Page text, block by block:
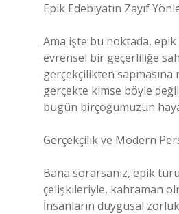
Epik Edebiyatın Zayıf
Ama işte bu noktada,
evrensel bir geçerliliğe
gerçekçilikten
gerçekte kimse böyle
bugün birçoğumuzun
Gerçekçilik ve Modern
Bana sorarsanız, epik
çelişkileriyle, kahraman
İnsanların duygusal